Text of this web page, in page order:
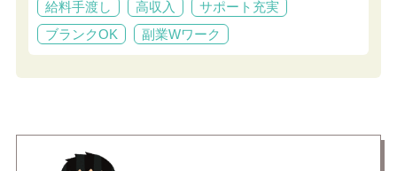
給料手渡し
高収入
サポート充実
ブランクOK
副業Wワーク